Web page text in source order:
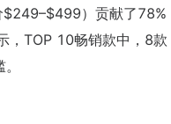
$249–$499）贡献了78%
，TOP 10畅销款中，8款